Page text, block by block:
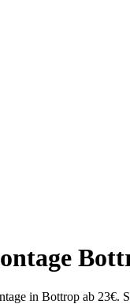
in Bottrop ab 23€.